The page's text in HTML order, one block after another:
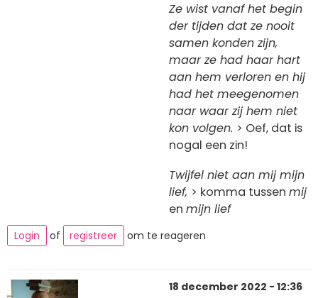
Ze wist vanaf het begin
der tijden dat ze nooit
samen konden zijn,
maar ze had haar hart
aan hem verloren en hij
had het meegenomen
naar waar zij hem niet
kon volgen. > Oef, dat is
nogal een zin!
Twijfel niet aan mij mijn
lief, > komma tussen mij
en mijn lief
Login of registreer om te reageren
18 december 2022 - 12:36